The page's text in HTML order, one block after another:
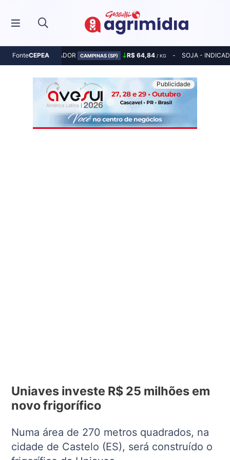
FonteCEPEA
MILHO - INDICADOR CAMPINAS (SP) R$ 64,84 / KG SOJA -
Uniaves investe R$ 25 milhões em
novo frigorífico
Numa área de 270 metros quadrados, na
cidade de Castelo (ES), será construído o